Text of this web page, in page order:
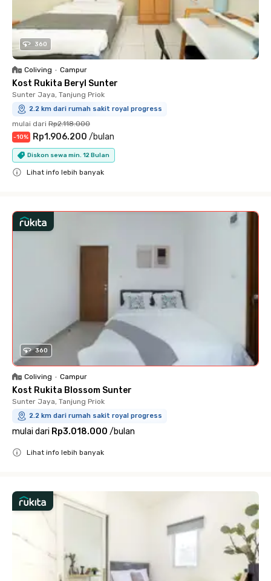
360
Coliving • Campur
Kost Rukita Beryl Sunter
Sunter Jaya, Tanjung Priok
2.2 km dari rumah sakit royal progress
mulai dari Rp2.118.000
-10% Rp1.906.200 /bulan
Diskon sewa min. 12 Bulan
Lihat info lebih banyak
360
Coliving • Campur
Kost Rukita Blossom Sunter
Sunter Jaya, Tanjung Priok
2.2 km dari rumah sakit royal progress
mulai dari Rp3.018.000 /bulan
Lihat info lebih banyak